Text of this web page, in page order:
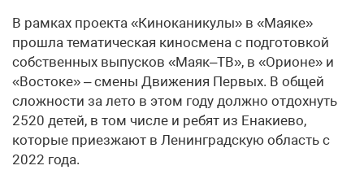
В рамках проекта «Киноканикулы» в «Маяке»
прошла тематическая киносмена с подготовкой
собственных выпусков «Маяк–ТВ», в «Орионе» и
«Востоке» – смены Движения Первых. В общей
сложности за лето в этом году должно отдохнуть
2520 детей, в том числе и ребят из Енакиево,
которые приезжают в Ленинградскую область с
2022 года.